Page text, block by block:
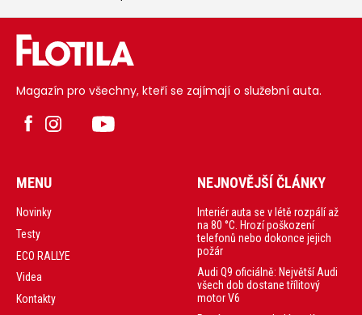
sedan, který se
trhu.
Magazín pro všechny, kteří se zajímají o služební auta.
MENU
Novinky
Testy
ECO RALLYE
Videa
Kontakty
NEJNOVĚJŠÍ ČLÁNKY
Interiér auta se v létě rozpálí až
na 80 °C. Hrozí poškození
telefonů nebo dokonce jejich
požár
Audi Q9 oficiálně: Největší Audi
všech dob dostane třílitový
motor V6